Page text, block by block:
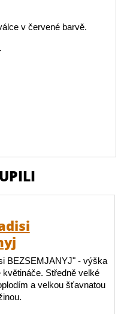
v červené barvě.
BEZSEMJANYJ" - výška
Středně velké
a velkou šťavnatou